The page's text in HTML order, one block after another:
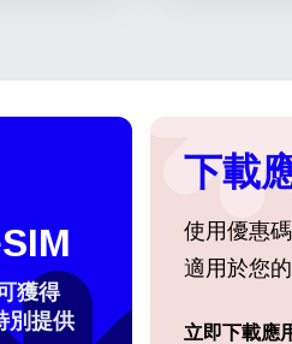
獲得
別提供
下載
使用優惠碼
適用於您
立即下載應